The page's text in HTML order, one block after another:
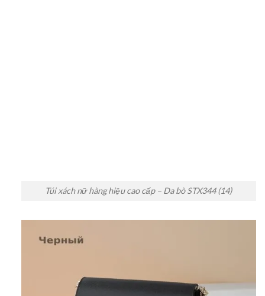
Túi xách nữ hàng hiệu cao cấp – Da bò STX344 (14)